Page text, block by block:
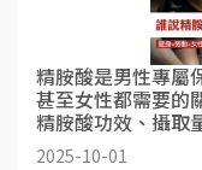
精胺酸是男性專屬
甚至女性都需要的
精胺酸功效、攝取
2025-10-01